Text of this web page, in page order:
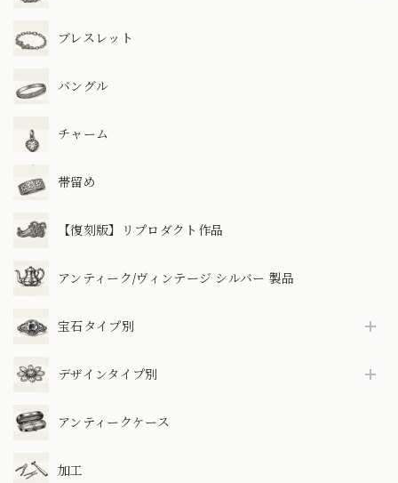
ブレスレット
バングル
チャーム
帯留め
【復刻版】リプロダクト作品
アンティーク/ヴィンテージ シルバー 製品
宝石タイプ別
デザインタイプ別
アンティークケース
加工